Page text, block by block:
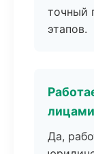
точный
этапов.
Да,